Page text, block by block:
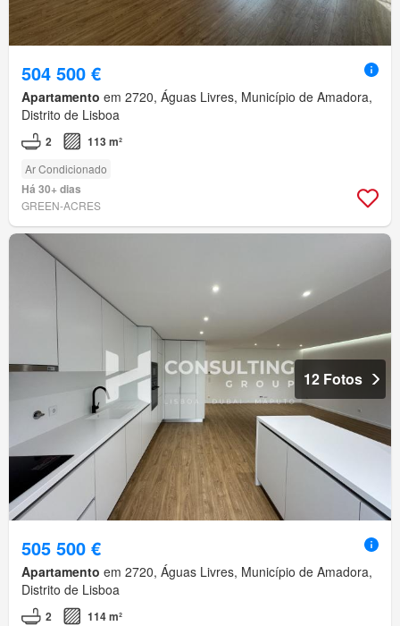
504 500 €
Apartamento em 2720, Águas Livres, Município de Amadora,
Distrito de Lisboa
2 113 m²
Ar Condicionado
Há 30+ dias
GREEN-ACRES
12 Fotos
505 500 €
Apartamento em 2720, Águas Livres, Município de Amadora,
Distrito de Lisboa
2 114 m²